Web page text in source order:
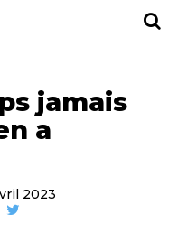
jamais
a
2023